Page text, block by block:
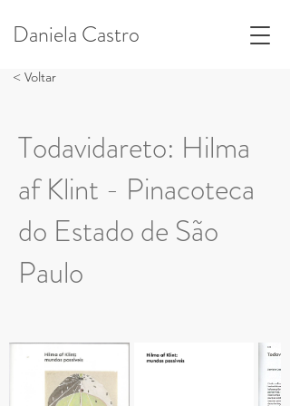
Daniela Castro
< Voltar
Todavidareto: Hilma
af Klint - Pinacoteca
do Estado de São
Paulo